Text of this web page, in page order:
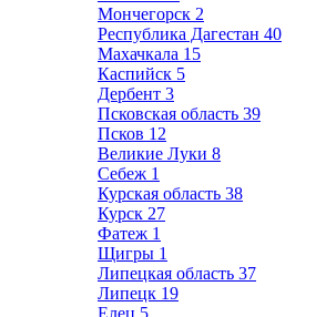
Мончегорск 2
Республика Дагестан 40
Махачкала 15
Каспийск 5
Дербент 3
Псковская область 39
Псков 12
Великие Луки 8
Себеж 1
Курская область 38
Курск 27
Фатеж 1
Щигры 1
Липецкая область 37
Липецк 19
Елец 5